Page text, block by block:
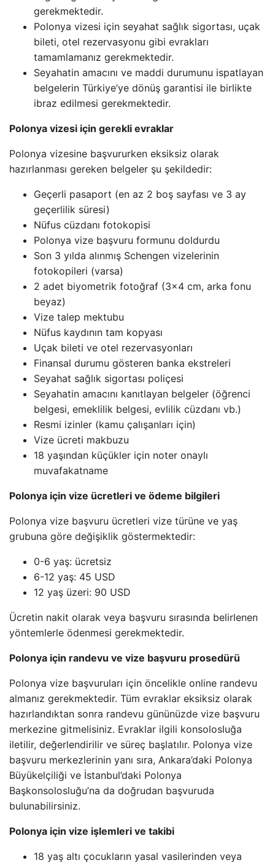
gerekmektedir.
Polonya vizesi için seyahat sağlık sigortası, uçak
bileti, otel rezervasyonu gibi evrakları
tamamlamanız gerekmektedir.
Seyahatin amacını ve maddi durumunu ispatlayan
belgelerin Türkiye’ye dönüş garantisi ile birlikte
ibraz edilmesi gerekmektedir.
Polonya vizesi için gerekli evraklar
Polonya vizesine başvururken eksiksiz olarak
hazırlanması gereken belgeler şu şekildedir:
Geçerli pasaport (en az 2 boş sayfası ve 3 ay
geçerlilik süresi)
Nüfus cüzdanı fotokopisi
Polonya vize başvuru formunu doldurdu
Son 3 yılda alınmış Schengen vizelerinin
fotokopileri (varsa)
2 adet biyometrik fotoğraf (3×4 cm, arka fonu
beyaz)
Vize talep mektubu
Nüfus kaydının tam kopyası
Uçak bileti ve otel rezervasyonları
Finansal durumu gösteren banka ekstreleri
Seyahat sağlık sigortası poliçesi
Seyahatin amacını kanıtlayan belgeler (öğrenci
belgesi, emeklilik belgesi, evlilik cüzdanı vb.)
Resmi izinler (kamu çalışanları için)
Vize ücreti makbuzu
18 yaşından küçükler için noter onaylı
muvafakatname
Polonya için vize ücretleri ve ödeme bilgileri
Polonya vize başvuru ücretleri vize türüne ve yaş
grubuna göre değişiklik göstermektedir:
0-6 yaş: ücretsiz
6-12 yaş: 45 USD
12 yaş üzeri: 90 USD
Ücretin nakit olarak veya başvuru sırasında belirlenen
yöntemlerle ödenmesi gerekmektedir.
Polonya için randevu ve vize başvuru prosedürü
Polonya vize başvuruları için öncelikle online randevu
almanız gerekmektedir. Tüm evraklar eksiksiz olarak
hazırlandıktan sonra randevu gününüzde vize başvuru
merkezine gitmelisiniz. Evraklar ilgili konsolosluğa
iletilir, değerlendirilir ve süreç başlatılır. Polonya vize
başvuru merkezlerinin yanı sıra, Ankara’daki Polonya
Büyükelçiliği ve İstanbul’daki Polonya
Başkonsolosluğu’na da doğrudan başvuruda
bulunabilirsiniz.
Polonya için vize işlemleri ve takibi
18 yaş altı çocukların yasal vasilerinden veya